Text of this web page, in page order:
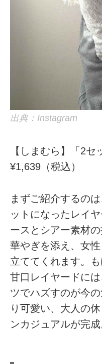
出典：Instagram
【しまむら】「2セ
¥1,639（税込）
まずご紹介するの
ットになったレイ
ースとシアー素材
華やぎを添え、女
立ててくれます。
甘口レイヤードに
ツでハズすのが今
り可愛い、大人の
ンカジュアルが完成